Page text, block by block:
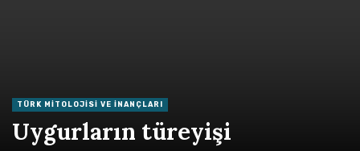
TÜRK MITOLOJISI VE İNANÇLARI
Uygurların türeyişi